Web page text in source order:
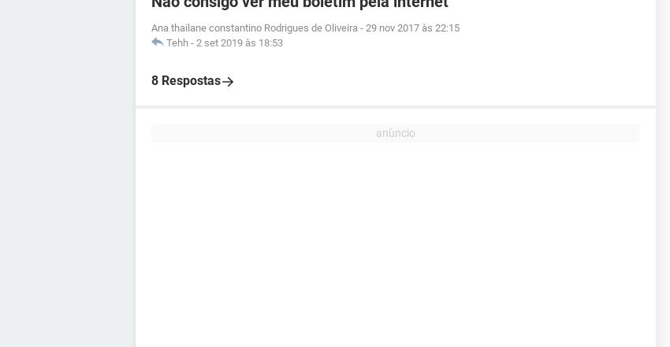
Ana thailane constantino Rodrigues de Oliveira - 29 nov 2017 às 22:15
Tehh - 2 set 2019 às 18:53
8 Respostas